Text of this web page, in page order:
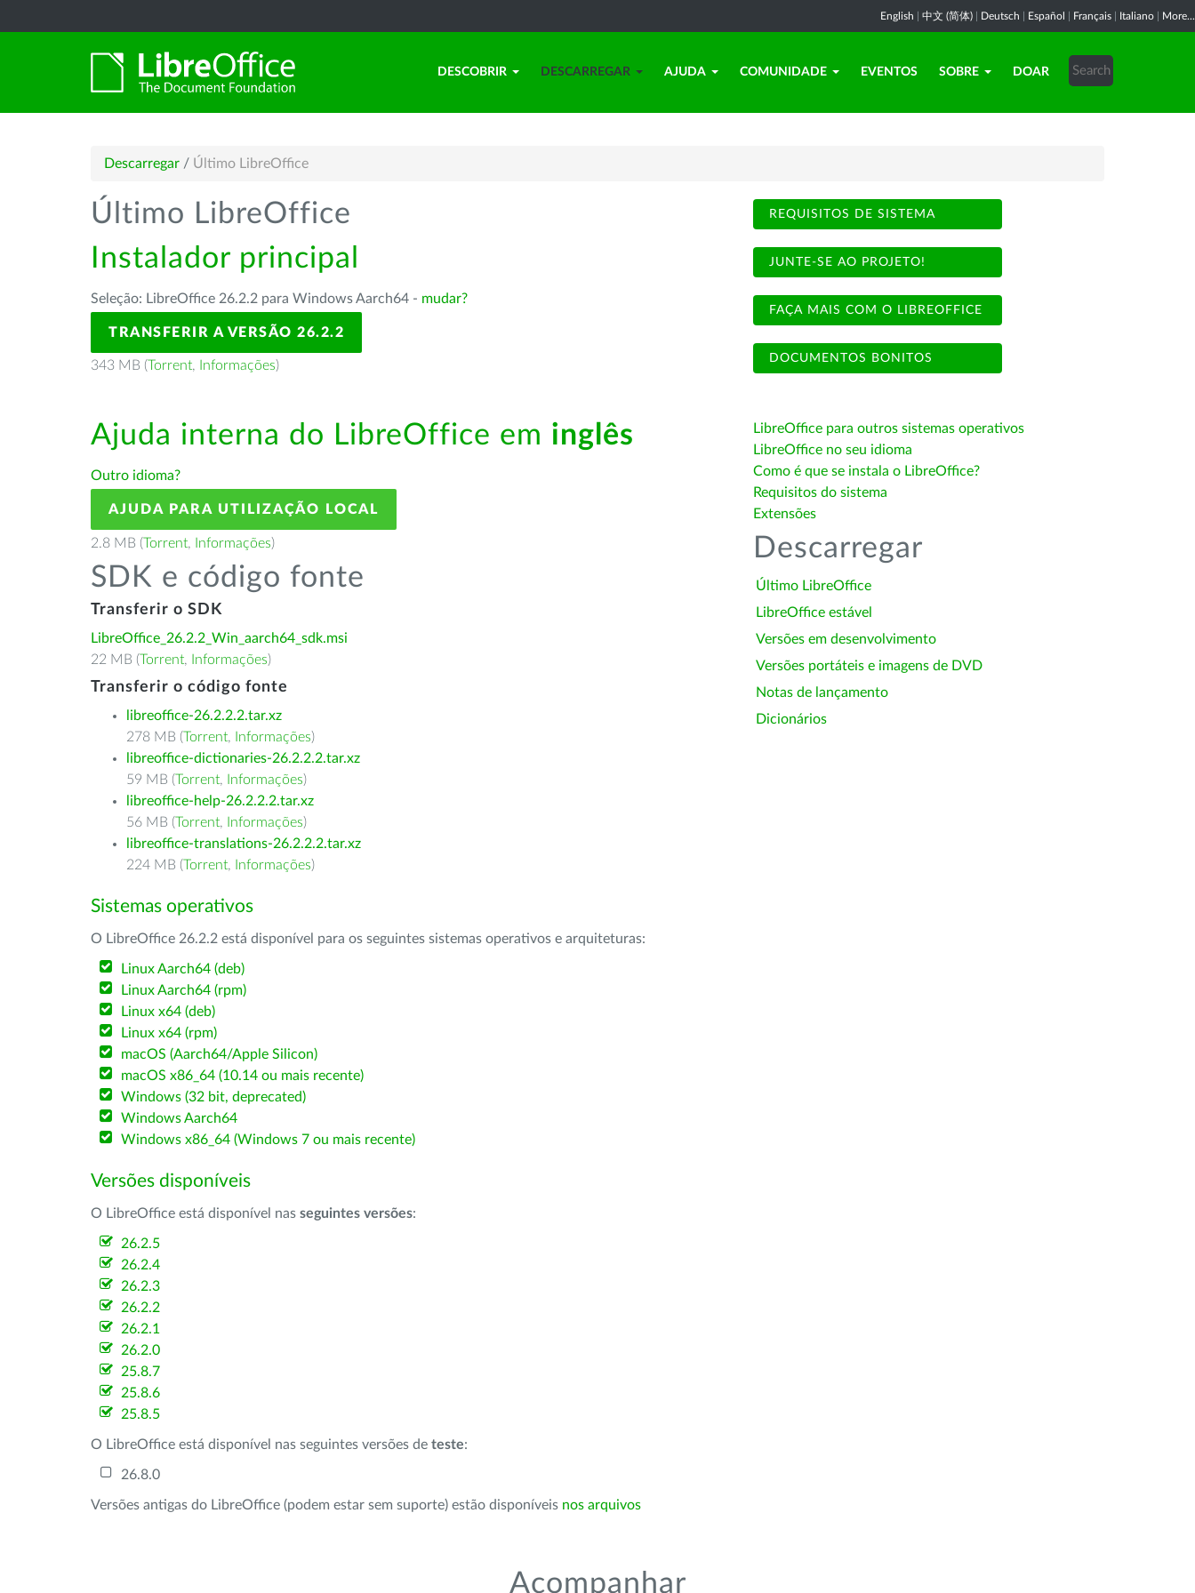
English 中文 (简体) Deutsch Español Français Italiano More...
DESCOBRIR DESCARREGAR AJUDA COMUNIDADE EVENTOS SOBRE DOAR
Descarregar / Último LibreOffice
Último LibreOffice
Instalador principal
Seleção: LibreOffice 26.2.2 para Windows Aarch64 - mudar?
TRANSFERIR A VERSÃO 26.2.2
343 MB (Torrent, Informações)
Ajuda interna do LibreOffice em inglês
Outro idioma?
AJUDA PARA UTILIZAÇÃO LOCAL
2.8 MB (Torrent, Informações)
SDK e código fonte
Transferir o SDK
LibreOffice_26.2.2_Win_aarch64_sdk.msi
22 MB (Torrent, Informações)
Transferir o código fonte
libreoffice-26.2.2.2.tar.xz
278 MB (Torrent, Informações)
libreoffice-dictionaries-26.2.2.2.tar.xz
59 MB (Torrent, Informações)
libreoffice-help-26.2.2.2.tar.xz
56 MB (Torrent, Informações)
libreoffice-translations-26.2.2.2.tar.xz
224 MB (Torrent, Informações)
Sistemas operativos
O LibreOffice 26.2.2 está disponível para os seguintes sistemas operativos e arquiteturas:
Linux Aarch64 (deb)
Linux Aarch64 (rpm)
Linux x64 (deb)
Linux x64 (rpm)
macOS (Aarch64/Apple Silicon)
macOS x86_64 (10.14 ou mais recente)
Windows (32 bit, deprecated)
Windows Aarch64
Windows x86_64 (Windows 7 ou mais recente)
Versões disponíveis
O LibreOffice está disponível nas seguintes versões:
26.2.5
26.2.4
26.2.3
26.2.2
26.2.1
26.2.0
25.8.7
25.8.6
25.8.5
O LibreOffice está disponível nas seguintes versões de teste:
26.8.0
Versões antigas do LibreOffice (podem estar sem suporte) estão disponíveis nos arquivos
REQUISITOS DE SISTEMA
JUNTE-SE AO PROJETO!
FAÇA MAIS COM O LIBREOFFICE
DOCUMENTOS BONITOS
LibreOffice para outros sistemas operativos
LibreOffice no seu idioma
Como é que se instala o LibreOffice?
Requisitos do sistema
Extensões
Descarregar
Último LibreOffice
LibreOffice estável
Versões em desenvolvimento
Versões portáteis e imagens de DVD
Notas de lançamento
Dicionários
Acompanhar